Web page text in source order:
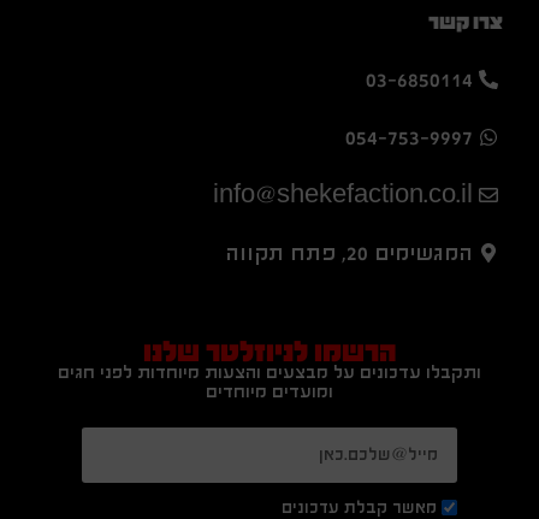
צרו קשר
03-6850114
054-753-9997
info@shekefaction.co.il
המגשימים 20, פתח תקווה
הרשמו לניוזלטר שלנו
ותקבלו עדכונים על מבצעים והצעות מיוחדות לפני חגים
ומועדים מיוחדים
מאשר קבלת עדכונים